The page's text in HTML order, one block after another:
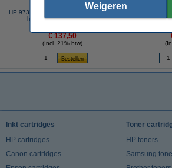
HP 973X (L0S07AE) inktcartridge zwart
hoge capaciteit (origineel)
€ 137,50
(Incl. 21% btw)
HP 973X
hoge
Inkt cartridges
HP cartridges
Canon cartridges
Toner
HP toners
Samsung
Weigeren